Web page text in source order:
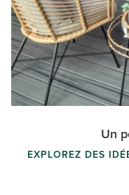
Un
EXPLOREZ DES